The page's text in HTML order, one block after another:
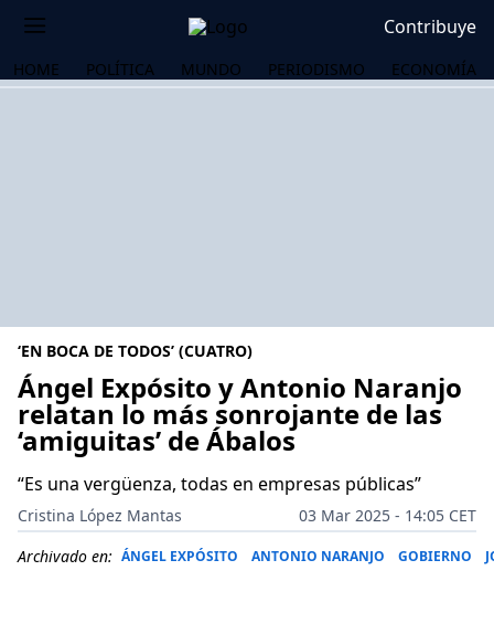
Contribuye
HOME POLÍTICA MUNDO PERIODISMO ECONOMÍA
‘EN BOCA DE TODOS’ (CUATRO)
Ángel Expósito y Antonio Naranjo
relatan lo más sonrojante de las
‘amiguitas’ de Ábalos
“Es una vergüenza, todas en empresas públicas”
Cristina López Mantas
03 Mar 2025 - 14:05 CET
Archivado en: ÁNGEL EXPÓSITO ANTONIO NARANJO GOBIERNO